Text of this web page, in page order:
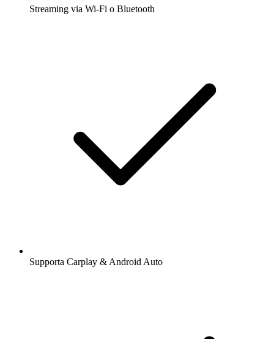
Streaming via Wi-Fi o Bluetooth
Supporta Carplay & Android Auto